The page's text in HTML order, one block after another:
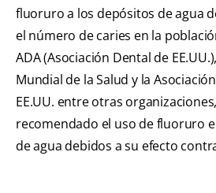
fluoruro a los depósitos de agua
el número de caries en la
ADA (Asociación Dental de
Mundial de la Salud y la
EE.UU. entre otras
recomendado el uso de fluoruro
de agua debidos a su efecto